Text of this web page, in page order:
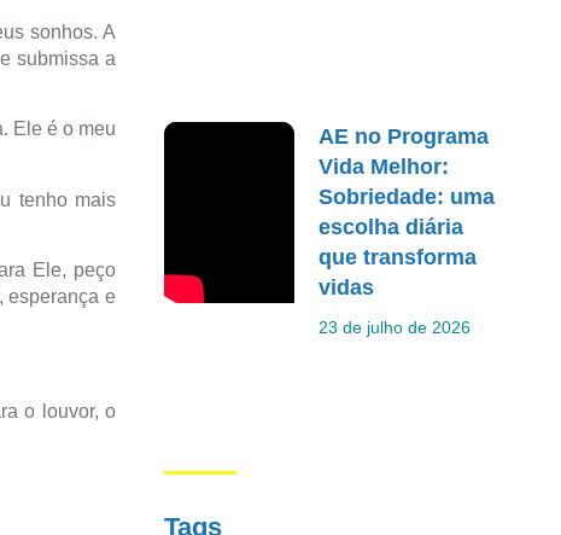
sonhos. A
submissa a
Ele é o meu
tenho mais
Ele, peço
esperança e
o louvor, o
AE no Programa
Vida Melhor:
Sobriedade: uma
escolha diária
que transforma
vidas
23 de julho de 2026
Tags